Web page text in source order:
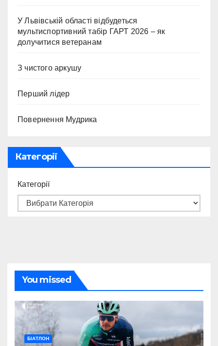
У Львівській області відбудеться
мультиспортивний табір ГАРТ 2026 – як
долучитися ветеранам
З чистого аркушу
Перший лідер
Повернення Мудрика
Категорії
Категорії
You missed
БІАТЛОН